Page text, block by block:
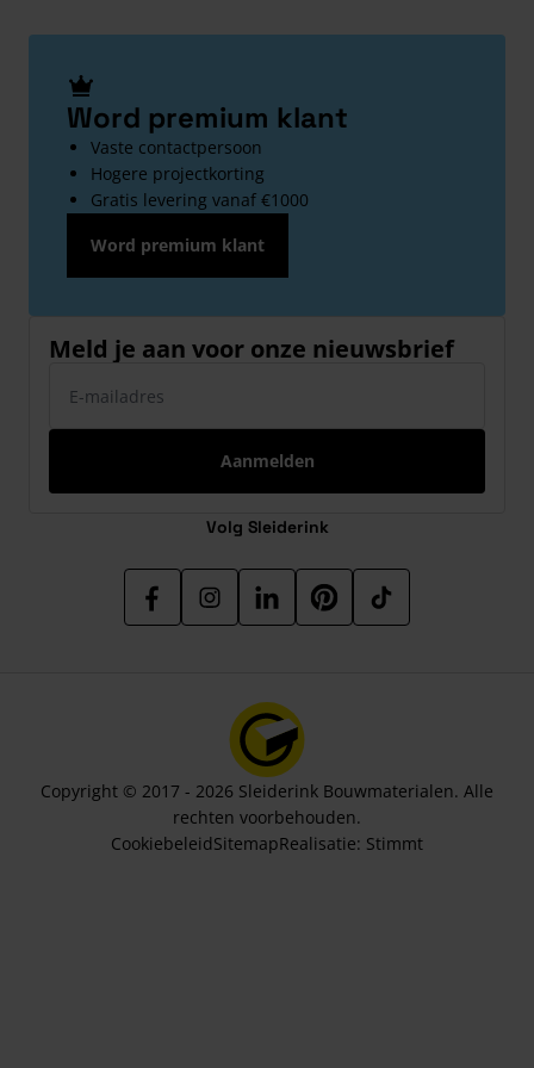
Word premium klant
Vaste contactpersoon
Hogere projectkorting
Gratis levering vanaf €1000
Word premium klant
Meld je aan voor onze nieuwsbrief
Aanmelden
Volg Sleiderink
Copyright © 2017 - 2026 Sleiderink Bouwmaterialen. Alle
rechten voorbehouden.
CookiebeleidSitemapRealisatie: Stimmt